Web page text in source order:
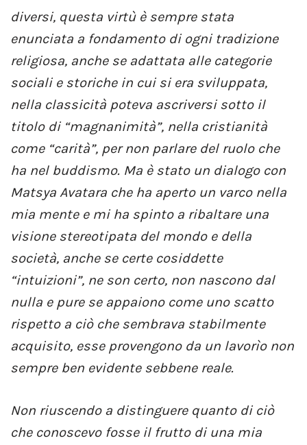
diversi, questa virtù è sempre stata
enunciata a fondamento di ogni tradizione
religiosa, anche se adattata alle categorie
sociali e storiche in cui si era sviluppata,
nella classicità poteva ascriversi sotto il
titolo di “magnanimità”, nella cristianità
come “carità”, per non parlare del ruolo che
ha nel buddismo. Ma è stato un dialogo con
Matsya Avatara che ha aperto un varco nella
mia mente e mi ha spinto a ribaltare una
visione stereotipata del mondo e della
società, anche se certe cosiddette
“intuizioni”, ne son certo, non nascono dal
nulla e pure se appaiono come uno scatto
rispetto a ciò che sembrava stabilmente
acquisito, esse provengono da un lavorìo non
sempre ben evidente sebbene reale.
Non riuscendo a distinguere quanto di ciò
che conoscevo fosse il frutto di una mia